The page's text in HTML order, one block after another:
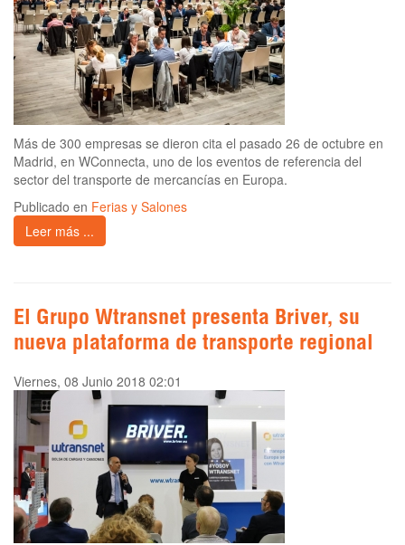
Más de 300 empresas se dieron cita el pasado 26 de octubre en
Madrid, en WConnecta, uno de los eventos de referencia del
sector del transporte de mercancías en Europa.
Publicado en Ferias y Salones
Leer más ...
El Grupo Wtransnet presenta Briver, su
nueva plataforma de transporte regional
Viernes, 08 Junio 2018 02:01